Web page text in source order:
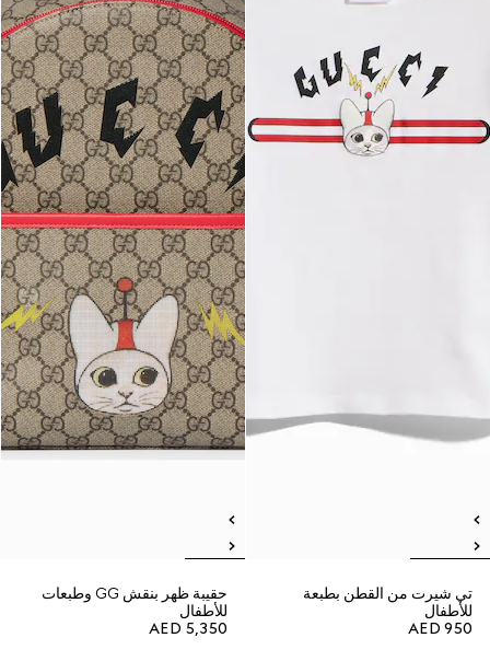
تي شيرت من القطن بطبعة
للأطفال
AED 950
حقيبة ظهر بنقش GG وطبعات
للأطفال
AED 5,350